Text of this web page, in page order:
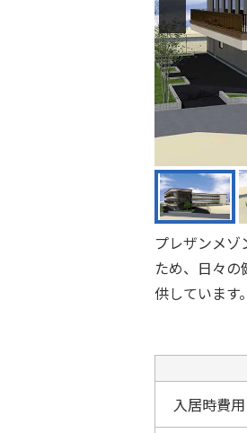
プレザンメ
ため、日々
供しています。
入居時費用